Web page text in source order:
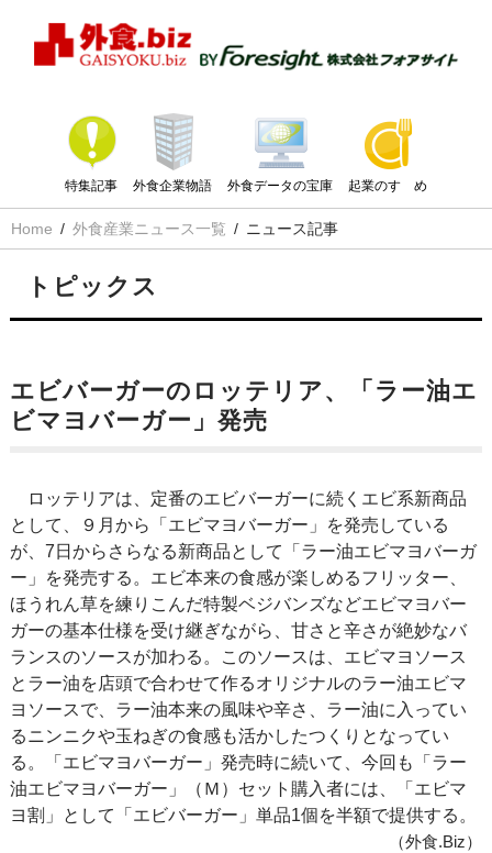
特集記事 外食企業物語 外食データの宝庫 起業のすゝめ
Home 外食産業ニュース一覧 ニュース記事
トピックス
エビバーガーのロッテリア、「ラー油エ
ビマヨバーガー」発売
ロッテリアは、定番のエビバーガーに続くエビ系新商品
として、９月から「エビマヨバーガー」を発売している
が、7日からさらなる新商品として「ラー油エビマヨバーガ
ー」を発売する。エビ本来の食感が楽しめるフリッター、
ほうれん草を練りこんだ特製ベジバンズなどエビマヨバー
ガーの基本仕様を受け継ぎながら、甘さと辛さが絶妙なバ
ランスのソースが加わる。このソースは、エビマヨソース
とラー油を店頭で合わせて作るオリジナルのラー油エビマ
ヨソースで、ラー油本来の風味や辛さ、ラー油に入ってい
るニンニクや玉ねぎの食感も活かしたつくりとなってい
る。「エビマヨバーガー」発売時に続いて、今回も「ラー
油エビマヨバーガー」（Ｍ）セット購入者には、「エビマ
ヨ割」として「エビバーガー」単品1個を半額で提供する。
（外食.Biz）